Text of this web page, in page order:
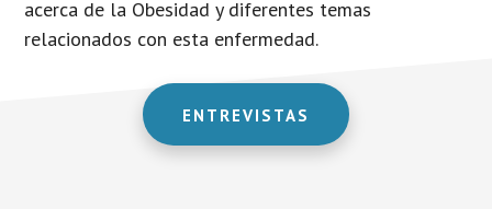
acerca de la Obesidad y diferentes temas
relacionados con esta enfermedad.
ENTREVISTAS